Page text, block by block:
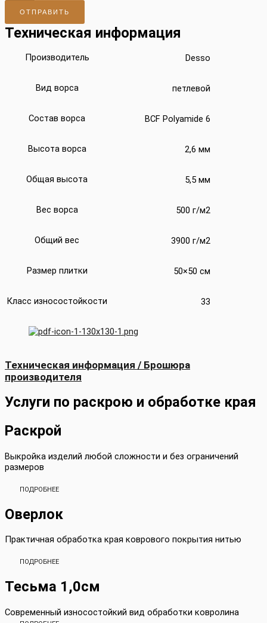
ОТПРАВИТЬ
Техническая информация
Производитель Desso
Вид ворса петлевой
Состав ворса BCF Polyamide 6
Высота ворса 2,6 мм
Общая высота 5,5 мм
Вес ворса 500 г/м2
Общий вес 3900 г/м2
Размер плитки 50×50 см
Класс износостойкости 33
Техническая информация / Брошюра
производителя
Услуги по раскрою и обработке края
Раскрой
Выкройка изделий любой сложности и без ограничений
размеров
ПОДРОБНЕЕ
Оверлок
Практичная обработка края коврового покрытия нитью
ПОДРОБНЕЕ
Тесьма 1,0см
Современный износостойкий вид обработки ковролина